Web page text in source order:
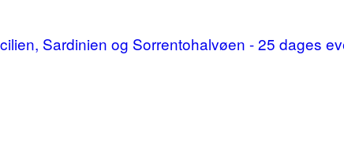
Sardinien og Sorrentohalvøen - 25 dages